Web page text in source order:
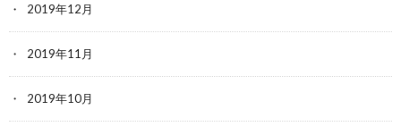
2019年12月
2019年11月
2019年10月